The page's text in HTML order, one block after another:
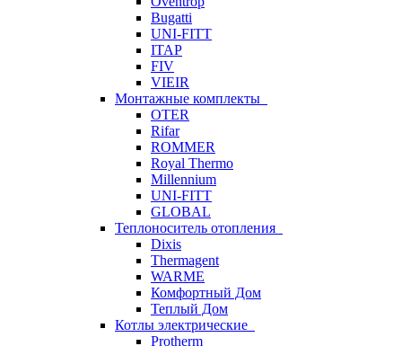
Bugatti
UNI-FITT
ITAP
FIV
VIEIR
Монтажные комплекты
OTER
Rifar
ROMMER
Royal Thermo
Millennium
UNI-FITT
GLOBAL
Теплоноситель отопления
Dixis
Thermagent
WARME
Комфортный Дом
Теплый Дом
Котлы электрические
Protherm